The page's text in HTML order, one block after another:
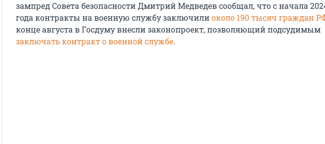
зампред Совета безопасности Дмитрий Медведев сообщал, что с начала
года контракты на военную службу заключилиоколо 190 тысяч граждан
конце августа в Госдуму внесли законопроект, позволяющий подсудимым
заключать контракт о военной службе.